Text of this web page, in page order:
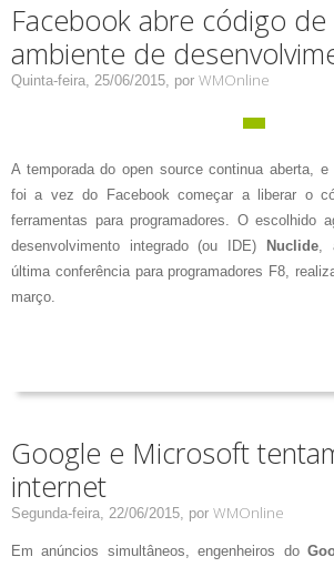
Facebook abre código de
ambiente de
Quinta-feira, 25/06/2015, por WMOnline
A temporada do open source continua aberta,
foi a vez do Facebook começar a liberar o
ferramentas para programadores. O escolhido
desenvolvimento integrado (ou IDE)
Nuclide,
última conferência para programadores F8,
março.
Google e Microsoft
internet
Segunda-feira, 22/06/2015, por WMOnline
Em anúncios simultâneos, engenheiros do